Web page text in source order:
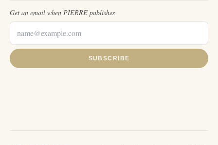
Get an email when PIERRE publishes
SUBSCRIBE